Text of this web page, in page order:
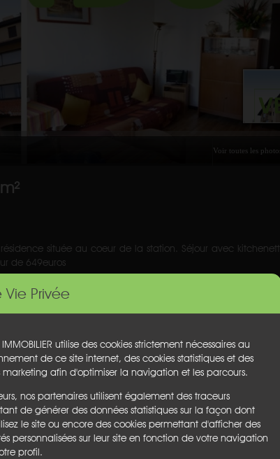
Vie Privée
IMMOBILIER utilise des cookies strictement nécessaires au
de ce site internet, des cookies statistiques et des
marketing afin d'optimiser la navigation et les parcours.
nos partenaires utilisent également des traceurs
de générer des données statistiques sur la façon dont
le site ou encore des cookies permettant d'afficher des
personnalisées sur leur site en fonction de votre navigation
profil.
située au coeur de la station. Séjour avec
de 649euros
Chauffage : individuel
Etage :1
Ascenseur :non
Honoraires :€
Emission de gaz à effet de serre